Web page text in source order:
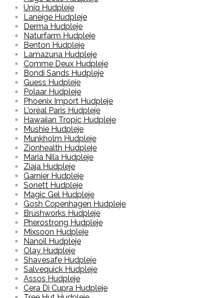
Uniq Hudpleje
Laneige Hudpleje
Derma Hudpleje
Naturfarm Hudpleje
Benton Hudpleje
Lamazuna Hudpleje
Comme Deux Hudpleje
Bondi Sands Hudpleje
Guess Hudpleje
Polaar Hudpleje
Phoenix Import Hudpleje
L'oréal Paris Hudpleje
Hawaiian Tropic Hudpleje
Mushie Hudpleje
Munkholm Hudpleje
Zionhealth Hudpleje
Maria Nila Hudpleje
Ziaja Hudpleje
Garnier Hudpleje
Sonett Hudpleje
Magic Gel Hudpleje
Gosh Copenhagen Hudpleje
Brushworks Hudpleje
Pherostrong Hudpleje
Mixsoon Hudpleje
Nanoil Hudpleje
Olay Hudpleje
Shavesafe Hudpleje
Salvequick Hudpleje
Assos Hudpleje
Cera Di Cupra Hudpleje